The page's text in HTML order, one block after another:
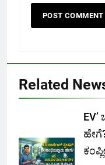
Related